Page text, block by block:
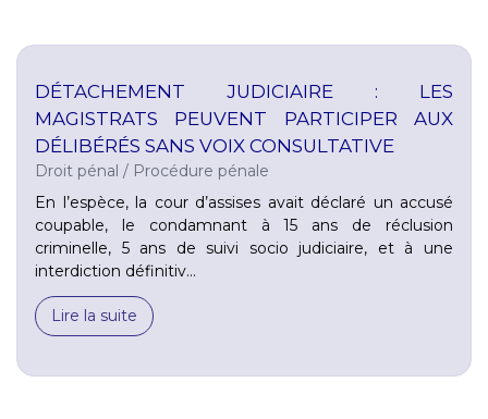
DÉTACHEMENT JUDICIAIRE : LES
MAGISTRATS PEUVENT PARTICIPER AUX
DÉLIBÉRÉS SANS VOIX CONSULTATIVE
Droit pénal / Procédure pénale
En l’espèce, la cour d’assises avait déclaré un accusé
coupable, le condamnant à 15 ans de réclusion
criminelle, 5 ans de suivi socio judiciaire, et à une
interdiction définitiv...
Lire la suite